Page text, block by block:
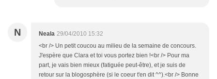
N Neala 29/04/2010 15:32
<br /> Un petit coucou au milieu de la semaine de concours.
J'espère que Clara et toi vous portez bien !<br /> Pour ma
part, je vais bien mieux (fatiguée peut-être), et je suis de
retour sur la blogosphère (si le coeur t'en dit ^^).<br /> Bonne